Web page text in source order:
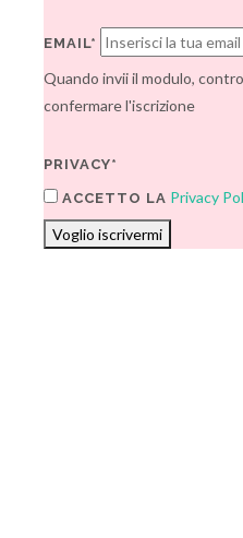
EMAIL*
Quando invii il modulo,
confermare l'iscrizione
PRIVACY*
ACCETTO LA Privacy
Voglio iscrivermi